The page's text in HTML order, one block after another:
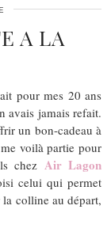
A LA
pour mes 20 ans
avais jamais refait.
un bon-cadeau à
voilà partie pour
chez Air Lagon
celui qui permet
colline au départ,